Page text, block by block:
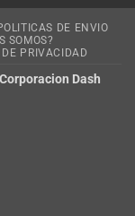
DE ENVIO
SOMOS?
PRIVACIDAD
Dash